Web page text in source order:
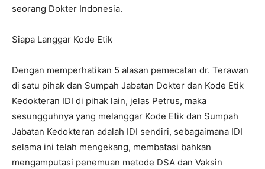
seorang Dokter Indonesia.
Siapa Langgar Kode Etik
Dengan memperhatikan 5 alasan pemecatan dr. Terawan
di satu pihak dan Sumpah Jabatan Dokter dan Kode Etik
Kedokteran IDI di pihak lain, jelas Petrus, maka
sesungguhnya yang melanggar Kode Etik dan Sumpah
Jabatan Kedokteran adalah IDI sendiri, sebagaimana IDI
selama ini telah mengekang, membatasi bahkan
mengamputasi penemuan metode DSA dan Vaksin